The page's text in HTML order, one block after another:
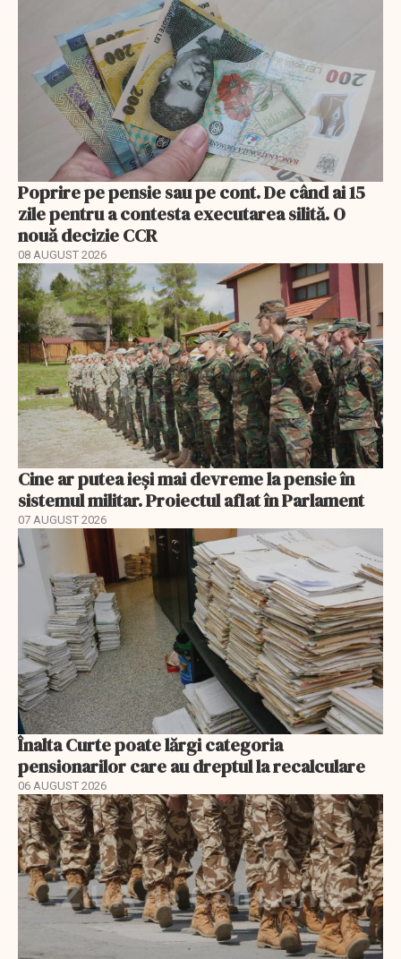
Poprire pe pensie sau pe cont. De când ai 15
zile pentru a contesta executarea silită. O
nouă decizie CCR
08 AUGUST 2026
Cine ar putea ieși mai devreme la pensie în
sistemul militar. Proiectul aflat în Parlament
07 AUGUST 2026
Înalta Curte poate lărgi categoria
pensionarilor care au dreptul la recalculare
06 AUGUST 2026